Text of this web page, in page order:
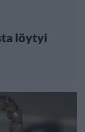
löytyi